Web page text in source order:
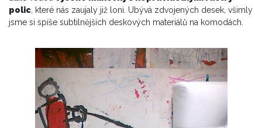
polic , které nás zaujaly již loni. Ubývá zdvojených desek, všimly
jsme si spíše subtilnějších deskových materiálů na komodách.